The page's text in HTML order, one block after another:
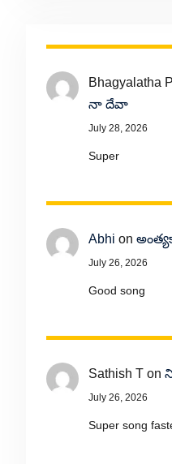
Bhagyalatha
నా దేవా
July 28, 2026
Super
Abhi on
July 26, 2026
Good song
Sathish Ton
July 26, 2026
Super song